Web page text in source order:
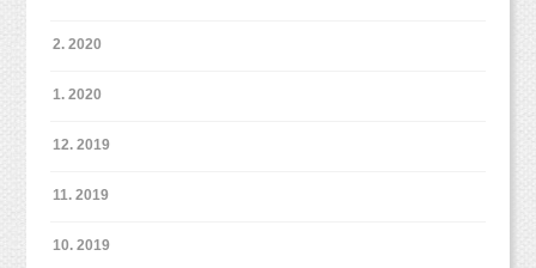
2. 2020
1. 2020
12. 2019
11. 2019
10. 2019